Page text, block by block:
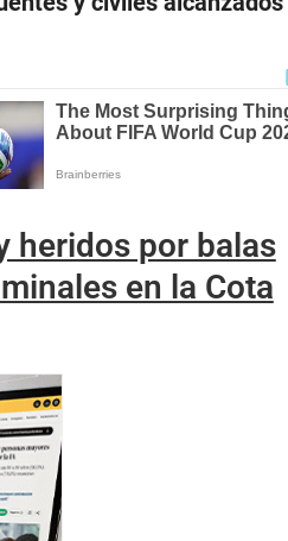
heridos por balas
en la Cota